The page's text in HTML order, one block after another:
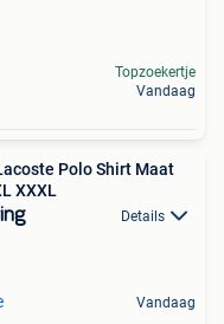
Topzoekertje
Vandaag
Polo Shirt Maat
XXXL
Details
Vandaag